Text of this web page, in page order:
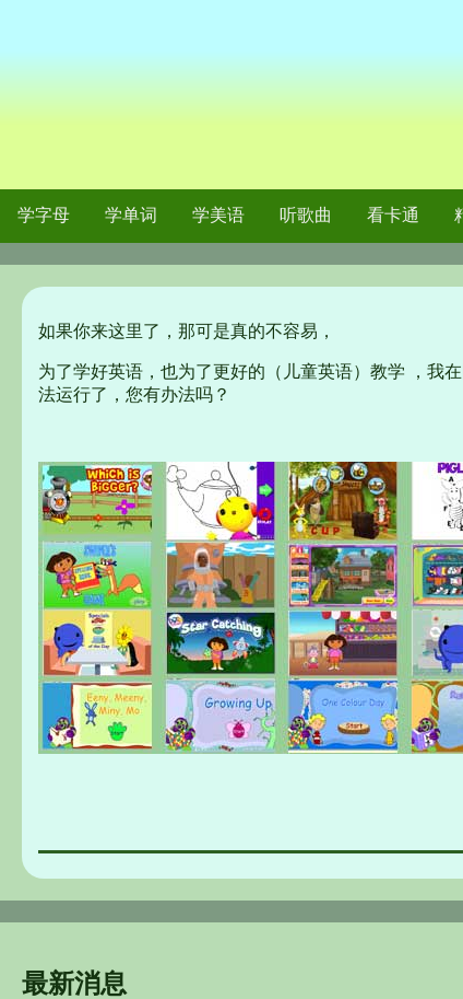
学字母 学单词 学美语 听歌曲 看卡通
如果你来这里了，那可是真的不容易，
为了学好英语，也为了更好的（儿童英语）教学 ，我
法运行了，您有办法吗？
最新消息